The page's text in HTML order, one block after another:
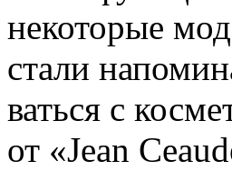
некоторые
стали
ваться с
от «Jean